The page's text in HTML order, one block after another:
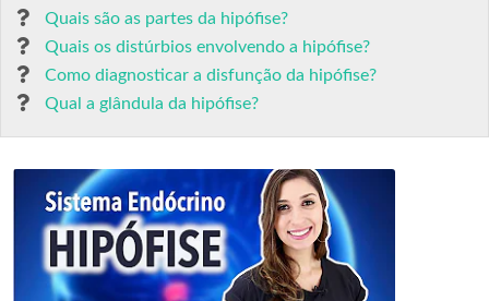
Quais são as partes da hipófise?
Quais os distúrbios envolvendo a hipófise?
Como diagnosticar a disfunção da hipófise?
Qual a glândula da hipófise?